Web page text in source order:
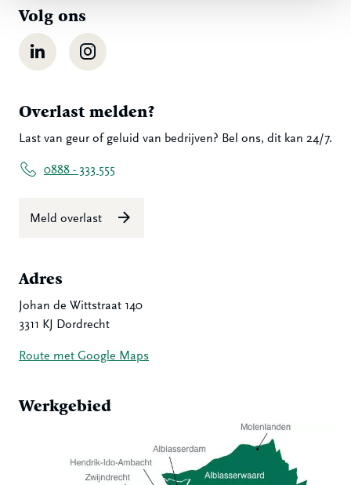
Volg ons
LinkedIn Instagram
Overlast melden?
Last van geur of geluid van bedrijven? Bel ons, dit kan 24/7.
0888 - 333 555
Meld overlast
Adres
Johan de Wittstraat 140
3311 KJ Dordrecht
Route met Google Maps
Werkgebied